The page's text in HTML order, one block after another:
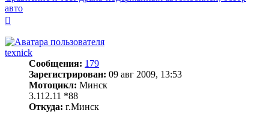
авто
началу
texnick
Сообщения: 179
Зарегистрирован: 09 авг 2009, 13:53
Мотоцикл: Минск
3.112.11 *88
Откуда: г.Минск